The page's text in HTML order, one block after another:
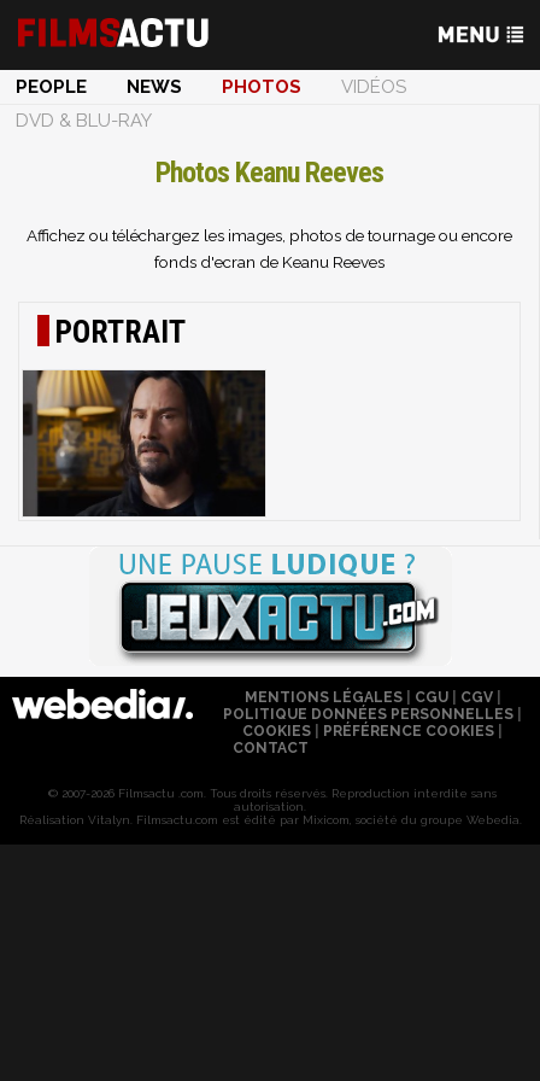
PEOPLE NEWS PHOTOS
VIDÉOS
DVD & BLU-RAY
Photos Keanu Reeves
Affichez ou téléchargez les images, photos de tournage ou encore
fonds d'ecran de Keanu Reeves
PORTRAIT
MENTIONS LÉGALES| CGU| CGV|
POLITIQUE DONNÉES PERSONNELLES
COOKIES
PRÉFÉRENCE COOKIES
CONTACT
© 2007-2026 Filmsactu .com. Tous droits réservés. Reproduction interdite sans
autorisation.
Réalisation Vitalyn . Filmsactu .com est édité par Mixicom, société du groupe Webedia.